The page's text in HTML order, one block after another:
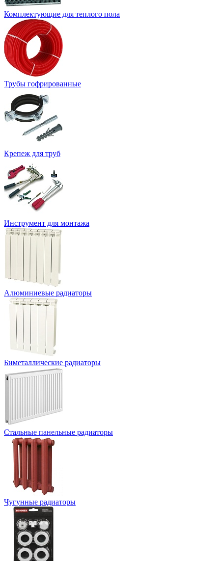
Комплектующие для теплого пола
Трубы гофрированные
Крепеж для труб
Инструмент для монтажа
Алюминиевые радиаторы
Биметаллические радиаторы
Стальные панельные радиаторы
Чугунные радиаторы